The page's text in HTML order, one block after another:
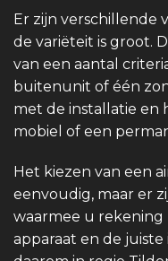
Er zijn verschillende
de variëteit is groot.
van een aantal
buitenunit of één
met de installatie en
mobiel of een
Het kiezen van een
eenvoudig, maar er
waarmee u
apparaat en de